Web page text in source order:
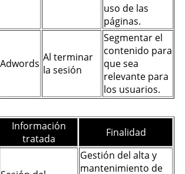
uso de las
páginas.
Adwords Al terminar
la sesión
Segmentar el
contenido para
que sea
relevante para
los usuarios.
Información
tratada
Finalidad
Gestión del alta y
mantenimiento de